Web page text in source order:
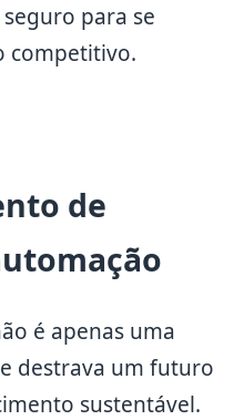
para se
competitivo.
de
é apenas uma
destrava um futuro
sustentável.